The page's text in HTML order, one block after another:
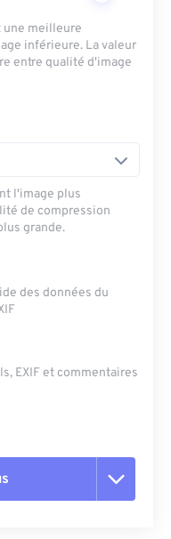
une meilleure
inférieure. La valeur
entre qualité d'image
l'image plus
de compression
grande.
des données du
EXIF ​​et commentaires